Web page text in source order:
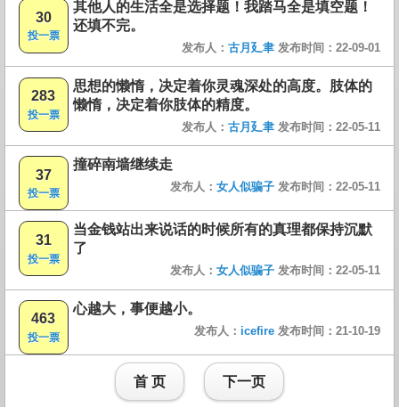
30
投一票
其他人的生活全是选择题！我踏马全是填空题！
还填不完。
发布人： 古月廴聿 发布时间：22-09-01
283
投一票
思想的懒惰，决定着你灵魂深处的高度。肢体的
懒惰，决定着你肢体的精度。
发布人： 古月廴聿 发布时间：22-05-11
37
投一票
撞碎南墙继续走
发布人： 女人似骗子 发布时间：22-05-11
31
投一票
当金钱站出来说话的时候所有的真理都保持沉默
了
发布人： 女人似骗子 发布时间：22-05-11
463
投一票
心越大，事便越小。
发布人： icefire 发布时间：21-10-19
首 页 下一页